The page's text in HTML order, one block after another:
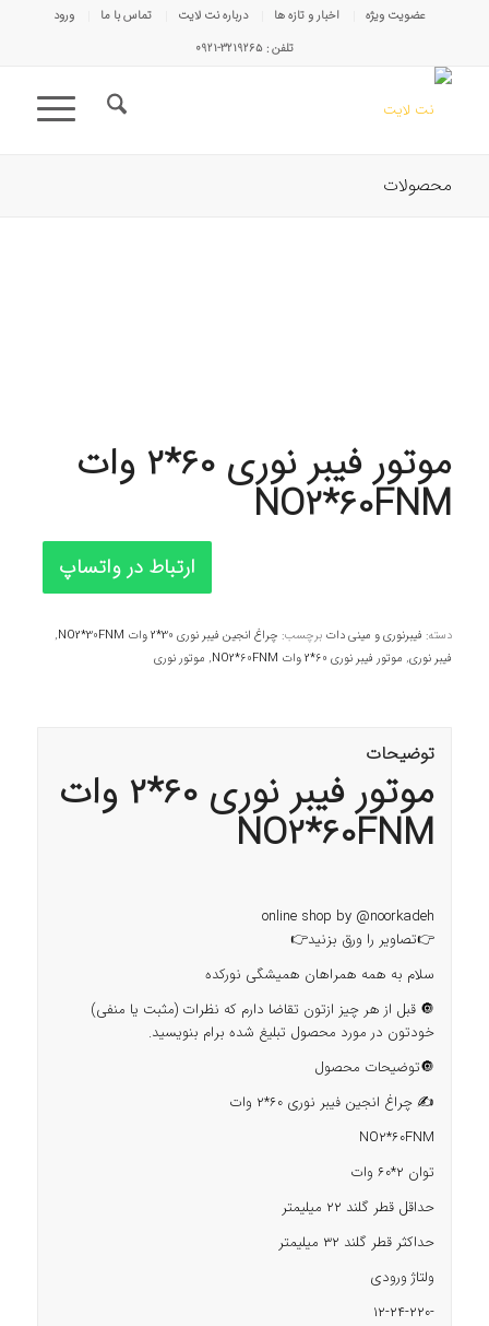
عضویت ویژه اخبار و تازه ها درباره نت لایت تماس با ما
ورود
تلفن : ۳۲۱۹۲۶۵-۰۹۲۱
محصولات
موتور فیبر نوری 60*2 وات
NO2*60FNM
ارتباط در واتساپ
دسته: فیبرنوری و مینی دات برچسب: چراغ انجین فیبر نوری 30*2 وات NO2*30FNM
,
فیبر نوری, موتور فیبر نوری 60*2 وات NO2*60FNM , موتور نوری
توضیحات
موتور فیبر نوری 60*2 وات
NO2*60FNM
online shop by @noorkadeh
👉تصاویر را ورق بزنید👉
سلام به همه همراهان همیشگی نورکده
🔘 قبل از هر چیز ازتون تقاضا دارم که نظرات (مثبت یا منفی)
خودتون در مورد محصول تبلیغ شده برام بنویسید.
🔘توضیحات محصول
✍️ چراغ انجین فیبر نوری 60*2 وات
NO2*60FNM
توان 2*60 وات
حداقل قطر گلند 22 میلیمتر
حداکثر قطر گلند 32 میلیمتر
ولتاژ ورودی
-12-24-220